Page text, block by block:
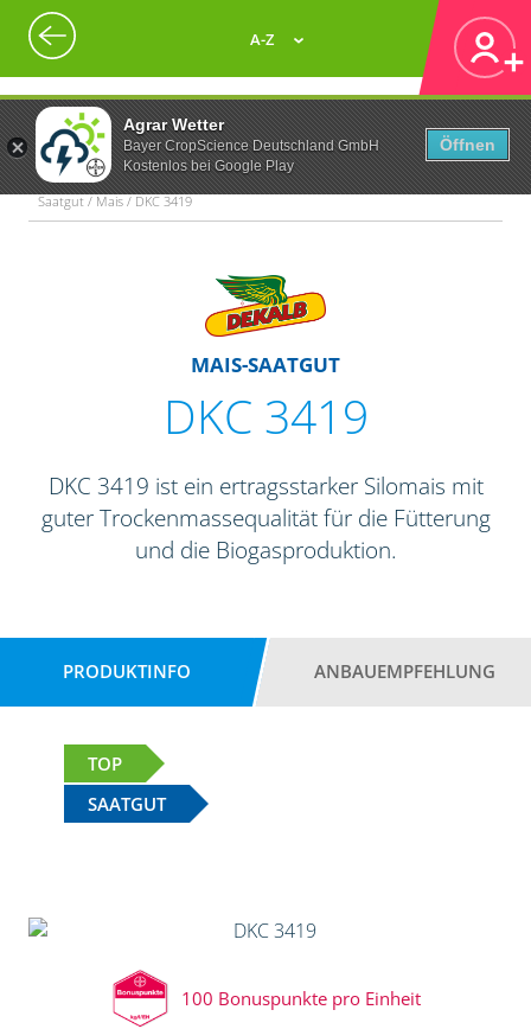
Agrar Wetter
Bayer CropScience Deutschland GmbH
Kostenlos bei Google Play
Öffnen
A-Z
Saatgut / Mais / DKC 3419
MAIS-SAATGUT
DKC 3419
DKC 3419 ist ein ertragsstarker Silomais mit
guter Trockenmassequalität für die Fütterung
und die Biogasproduktion.
PRODUKTINFO ANBAUEMPFEHLUNG
TOP
SAATGUT
100 Bonuspunkte pro Einheit